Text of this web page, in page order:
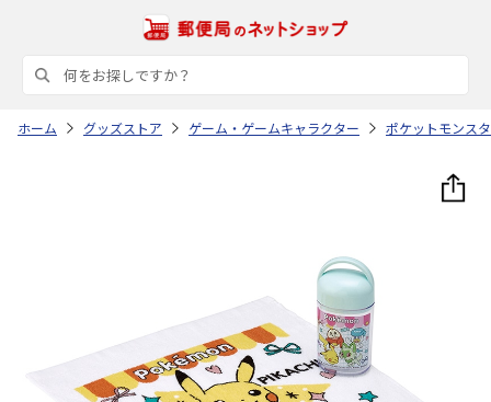
ホーム グッズストア ゲーム・ゲームキャラクター ポケットモンス